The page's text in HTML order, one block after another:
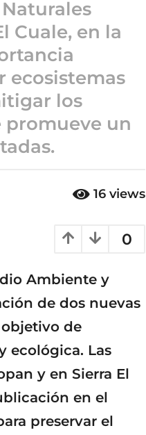
Cuale, en la
ecosistemas
los
promueve un
16 views
0
Ambiente y
de dos nuevas
objetivo de
ecológica. Las
y en Sierra El
en el
preservar el